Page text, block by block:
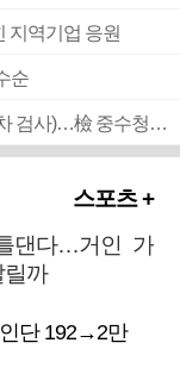
지역기업 응원
순
■ 검사 신분 버리고 직급하향(10년 이하 저연차 검사)…檢 중수청행 기피
스포츠 +
댄다…거인 가
릴까
단 192→2만